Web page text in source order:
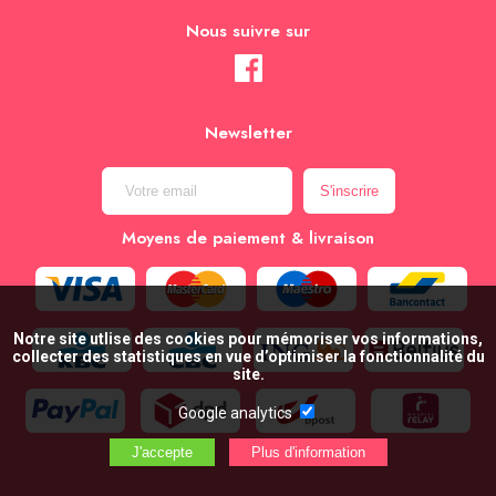
Nous suivre sur
Newsletter
Moyens de paiement & livraison
Notre site utlise des cookies pour mémoriser vos informations,
collecter des statistiques en vue d’optimiser la fonctionnalité du
site.
Google analytics